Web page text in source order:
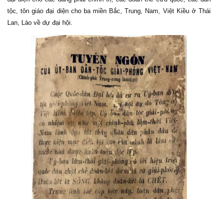
tộc, tôn giáo đại diện cho ba miền Bắc, Trung, Nam, Việt Kiều ở Thái
Lan, Lào về dự đại hội.